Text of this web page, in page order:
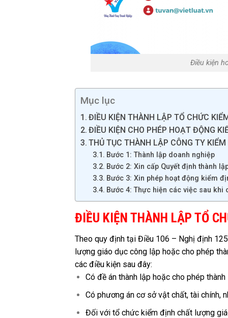
Điều kiện
Mục lục
ĐIỀU KIỆN THÀNH LẬP TỔ CHỨC
ĐIỀU KIỆN CHO PHÉP HOẠT ĐỘNG
THỦ TỤC THÀNH LẬP CÔNG TY
Bước 1: Thành lập doanh nghiệp
Bước 2: Xin cấp Quyết định thành
Bước 3: Xin phép hoạt động kiểm
Bước 4: Thực hiện các việc sau khi
ĐIỀU KIỆN THÀNH LẬP TỔ
Theo quy định tại Điều 106 – Nghị định
lượng giáo dục công lập hoặc cho phép
các điều kiện sau đây:
Có đề án thành lập hoặc cho phép
Có phương án cơ sở vật chất, tài chính,
Đối với tổ chức kiểm định chất lượng